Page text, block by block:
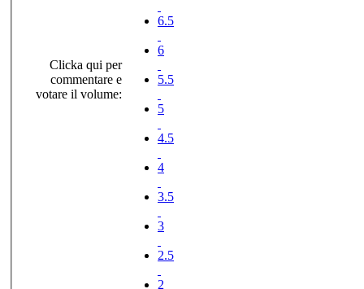
Clicka qui per
commentare e
votare il volume:
6.5
6
5.5
5
4.5
4
3.5
3
2.5
2